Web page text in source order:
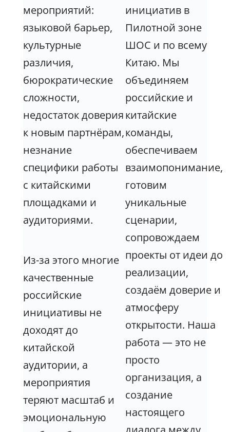
мероприятий:
языковой барьер,
культурные
различия,
бюрократические
сложности,
недостаток доверия
к новым партнёрам,
незнание
специфики работы
с китайскими
площадками и
аудиториями.
Из-за этого многие
качественные
российские
инициативы не
доходят до
китайской
аудитории, а
мероприятия
теряют масштаб и
эмоциональную
инициатив в
Пилотной зоне
ШОС и по всему
Китаю. Мы
объединяем
российские и
китайские
команды,
обеспечиваем
взаимопонимание,
готовим
уникальные
сценарии,
сопровождаем
проекты от идеи до
реализации,
создаём доверие и
атмосферу
открытости. Наша
работа — это не
просто
организация, а
создание
настоящего